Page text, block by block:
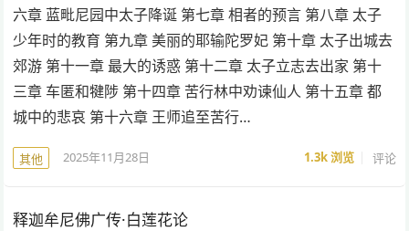
六章 蓝毗尼园中太子降诞 第七章 相者的预言 第八章 太子
少年时的教育 第九章 美丽的耶输陀罗妃 第十章 太子出城去
郊游 第十一章 最大的诱惑 第十二章 太子立志去出家 第十
三章 车匿和犍陟 第十四章 苦行林中劝谏仙人 第十五章 都
城中的悲哀 第十六章 王师追至苦行…
其他 2025年11月28日 1.3k浏览 评论
释迦牟尼佛广传·白莲花论